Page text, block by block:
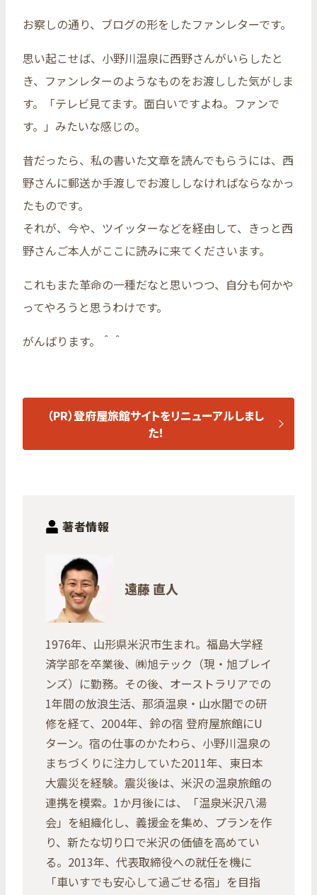
お察しの通り、ブログの形をしたファンレターです。
思い起こせば、小野川温泉に西野さんがいらしたと
き、ファンレターのようなものをお渡しした気がしま
す。「テレビ見てます。面白いですよね。ファンで
す。」みたいな感じの。
昔だったら、私の書いた文章を読んでもらうには、西
野さんに郵送か手渡しでお渡ししなければならなかっ
たものです。
それが、今や、ツイッターなどを経由して、きっと西
野さんご本人がここに読みに来てくださいます。
これもまた革命の一種だなと思いつつ、自分も何かや
ってやろうと思うわけです。
がんばります。＾＾
（PR）登府屋旅館サイトをリニューアルしまし
た！
著者情報
遠藤 直人
1976年、山形県米沢市生まれ。福島大学経
済学部を卒業後、㈱旭テック（現・旭ブレイ
ンズ）に勤務。その後、オーストラリアでの
1年間の放浪生活、那須温泉・山水閣での研
修を経て、2004年、鈴の宿 登府屋旅館にU
ターン。宿の仕事のかたわら、小野川温泉の
まちづくりに注力していた2011年、東日本
大震災を経験。震災後は、米沢の温泉旅館の
連携を模索。1か月後には、「温泉米沢八湯
会」を組織化し、義援金を集め、プランを作
り、新たな切り口で米沢の価値を高めてい
る。2013年、代表取締役への就任を機に
「車いすでも安心して過ごせる宿」を目指